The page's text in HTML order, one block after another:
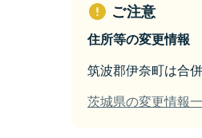
ご注意
住所等の変更情報
筑波郡伊奈町は合
茨城県の変更情報